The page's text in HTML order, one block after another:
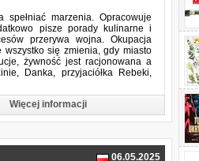
marzenia. Opracowuje
pisze porady kulinarne i
przerywa wojna. Okupacja
się zmienia, gdy miasto
żywność jest racjonowana a
Danka, przyjaciółka Rebeki,
Więcej informacji
06.05.2025